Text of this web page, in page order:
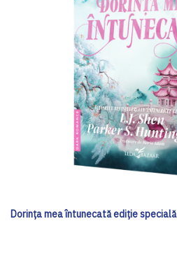
Dorința mea întunecată ediţie specială